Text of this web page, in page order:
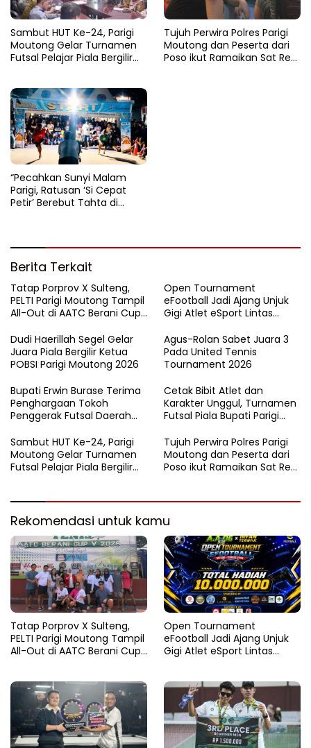
Sambut HUT Ke-24, Parigi
Moutong Gelar Turnamen
Futsal Pelajar Piala Bergilir
Tujuh Perwira Polres Parigi
Moutong dan Peserta dari
Poso ikut Ramaikan Sat Res
“Pecahkan Sunyi Malam
Parigi, Ratusan ‘Si Cepat
Petir’ Berebut Tahta di
Berita Terkait
Tatap Porprov X Sulteng,
PELTI Parigi Moutong Tampil
All-Out di AATC Berani Cup
Open Tournament
eFootball Jadi Ajang Unjuk
Gigi Atlet eSport Lintas
Dudi Haerillah Segel Gelar
Juara Piala Bergilir Ketua
POBSI Parigi Moutong 2026
Agus-Rolan Sabet Juara 3
Pada United Tennis
Tournament 2026
Bupati Erwin Burase Terima
Penghargaan Tokoh
Penggerak Futsal Daerah
Pelajar
Cetak Bibit Atlet dan
Karakter Unggul, Turnamen
Futsal Piala Bupati Parigi
Ditutup
Sambut HUT Ke-24, Parigi
Moutong Gelar Turnamen
Futsal Pelajar Piala Bergilir
Tujuh Perwira Polres Parigi
Moutong dan Peserta dari
Poso ikut Ramaikan Sat Res
Rekomendasi untuk kamu
Tatap Porprov X Sulteng,
PELTI Parigi Moutong Tampil
All-Out di AATC Berani Cup
Open Tournament
eFootball Jadi Ajang Unjuk
Gigi Atlet eSport Lintas